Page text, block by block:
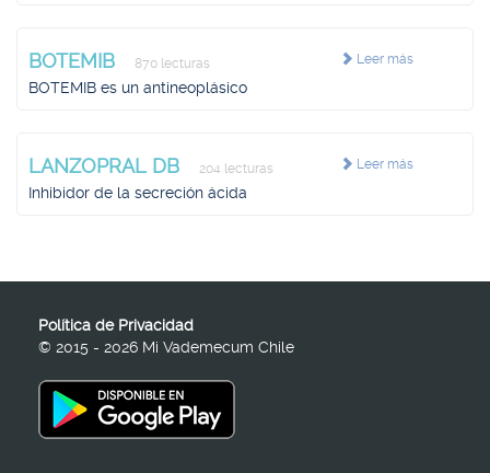
Leer más
BOTEMIB 870 lecturas
BOTEMIB es un antineoplásico
Leer más
LANZOPRAL DB 204 lecturas
Inhibidor de la secreción ácida
Política de Privacidad
© 2015 - 2026 Mi Vademecum Chile